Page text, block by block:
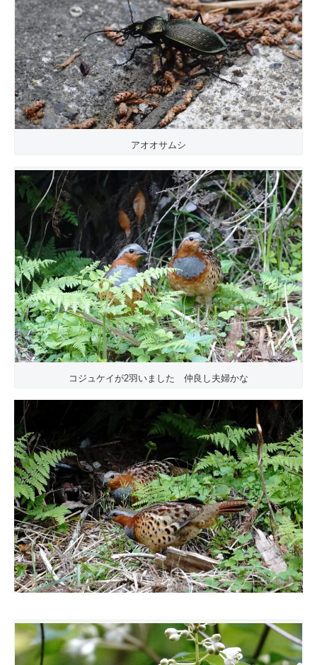
アオオサムシ
コジュケイが2羽いました 仲良し夫婦かな